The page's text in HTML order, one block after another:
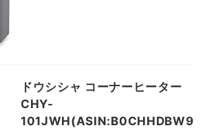
ドウシシャ コーナーヒーター
CHY-
101JWH(ASIN:B0CHHDBW9